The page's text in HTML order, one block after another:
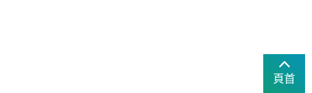
頁首